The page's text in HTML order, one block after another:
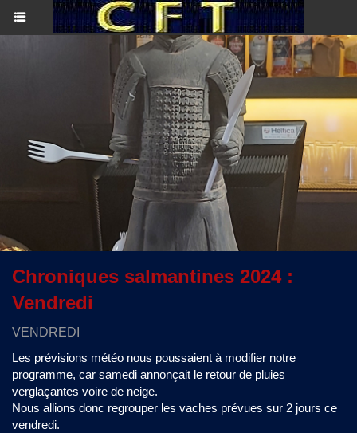
Chroniques salmantines 2024 :
Vendredi
VENDREDI
Les prévisions météo nous poussaient à modifier notre
programme, car samedi annonçait le retour de pluies
verglaçantes voire de neige.
Nous allions donc regrouper les vaches prévues sur 2 jours ce
vendredi.